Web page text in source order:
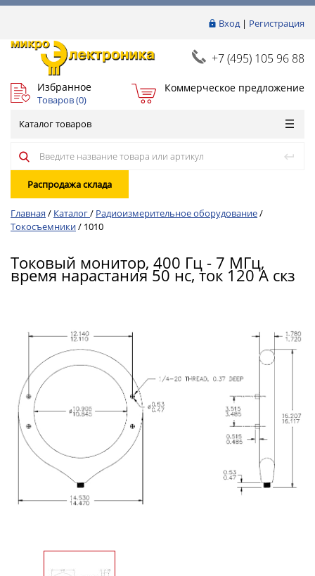
Вход| Регистрация
+7 (495) 105 96 88
Избранное
Товаров (0)
Коммерческое предложение
Каталог товаров
Распродажа склада
Главная / Каталог/ Радиоизмерительное оборудование/
Токосъемники/ 1010
Токовый монитор, 400 Гц - 7 МГц,
время нарастания 50 нс, ток 120 А скз